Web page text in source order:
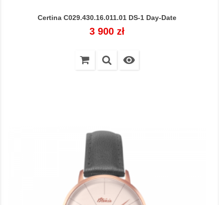
Certina C029.430.16.011.01 DS-1 Day-Date
Cena
3 900 zł
